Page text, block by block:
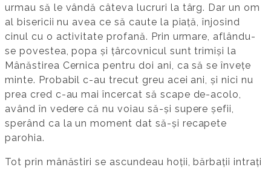
urmau să le vândă câteva lucruri la târg. Dar un om
al bisericii nu avea ce să caute la piață, înjosind
cinul cu o activitate profană. Prin urmare, aflându-
se povestea, popa și țârcovnicul sunt trimiși la
Mânăstirea Cernica pentru doi ani, ca să se învețe
minte. Probabil c-au trecut greu acei ani, și nici nu
prea cred c-au mai încercat să scape de-acolo,
având în vedere că nu voiau să-și supere șefii,
sperând ca la un moment dat să-și recapete
parohia.
Tot prin mânăstiri se ascundeau hoții, bărbații intrați